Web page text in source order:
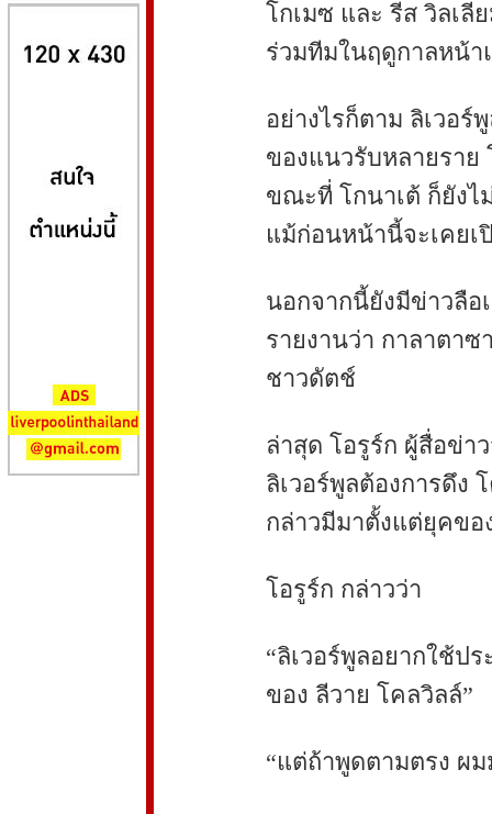
โกเมซ และ รีส วิลเ
ร่วมทีมในฤดูกาลหน้า
อย่างไรก็ตาม ลิเวอร์
ของแนวรับหลายราย
ขณะที่ โกนาเต้ ก็ยัง
แม้ก่อนหน้านี้จะเคยเ
นอกจากนี้ยังมีข่าวลื
รายงานว่า กาลาตา
ชาวดัตช์
ล่าสุด โอรูร์ก ผู้สื่อข่า
ลิเวอร์พูลต้องการดึง
กล่าวมีมาตั้งแต่ยุคขอ
โอรูร์ก กล่าวว่า
“ลิเวอร์พูลอยากใช้ป
ของ ลีวาย โคลวิลล์”
“แต่ถ้าพูดตามตรง ผ